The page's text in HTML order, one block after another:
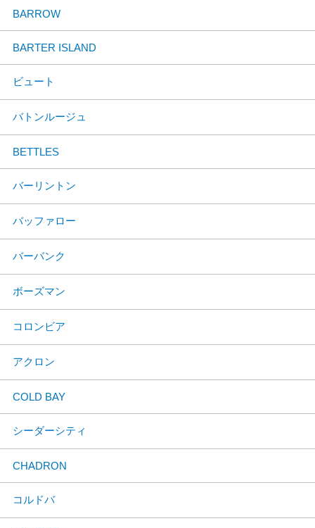
BARROW
BARTER ISLAND
ビュート
バトンルージュ
BETTLES
バーリントン
バッファロー
バーバンク
ボーズマン
コロンビア
アクロン
COLD BAY
シーダーシティ
CHADRON
コルドバ